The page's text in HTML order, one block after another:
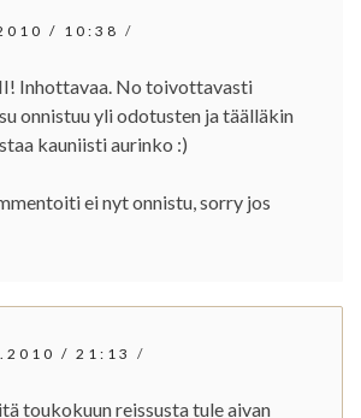
/ 10:38 /
Inhottavaa. No toivottavasti
onnistuu yli odotusten ja täälläkin
kauniisti aurinko :)
ei nyt onnistu, sorry jos
/ 21:13 /
toukokuun reissusta tule aivan